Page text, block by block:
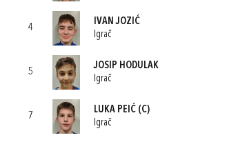
4
IVAN JOZIĆ
Igrač
5
JOSIP HODULAK
Igrač
7
LUKA PEIĆ (C)
Igrač